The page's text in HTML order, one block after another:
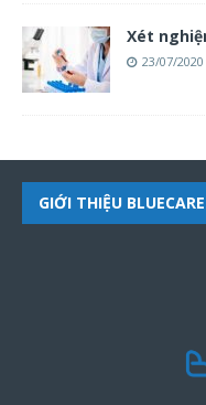
Xét
23/07/2020
GIỚI THIỆU BLUECARE